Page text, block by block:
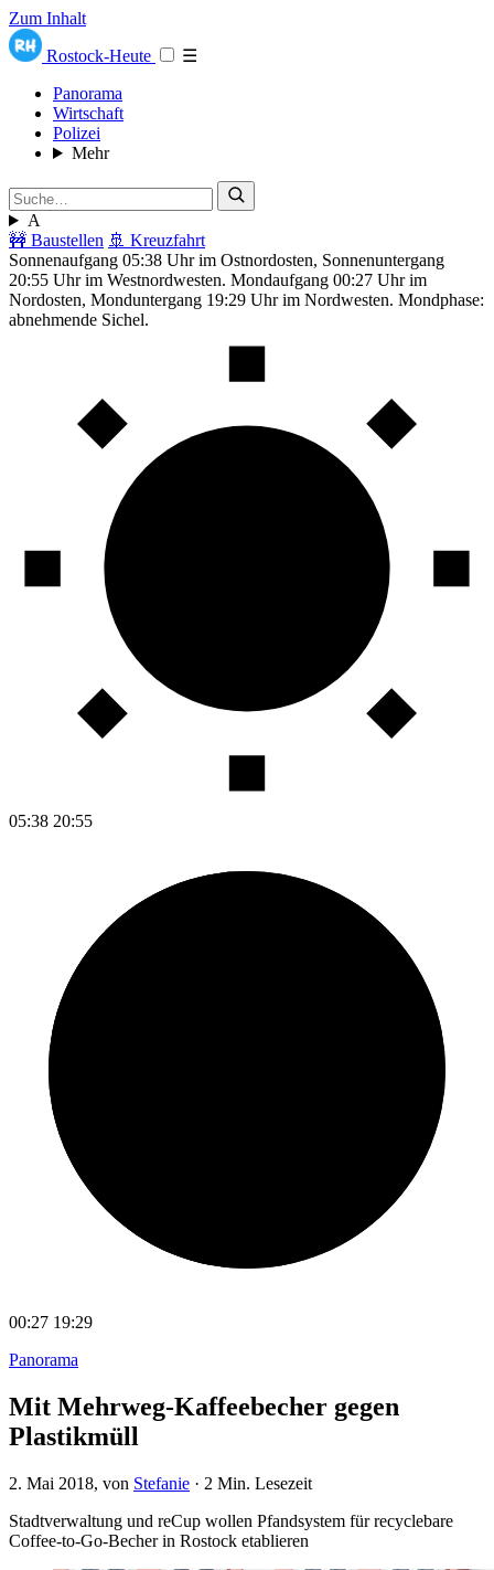
Zum Inhalt
Rostock-Heute
☰
Panorama
Wirtschaft
Polizei
Mehr
A
🚧 Baustellen 🚢 Kreuzfahrt
Sonnenaufgang 05:38 Uhr im Ostnordosten, Sonnenuntergang
20:55 Uhr im Westnordwesten. Mondaufgang 00:27 Uhr im
Nordosten, Monduntergang 19:29 Uhr im Nordwesten. Mondphase:
abnehmende Sichel.
05:38 20:55
00:27 19:29
Panorama
Mit Mehrweg-Kaffeebecher gegen
Plastikmüll
2. Mai 2018, von Stefanie · 2 Min. Lesezeit
Stadtverwaltung und reCup wollen Pfandsystem für recyclebare
Coffee-to-Go-Becher in Rostock etablieren